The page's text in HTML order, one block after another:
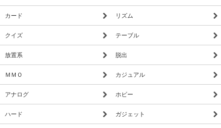
カード リズム
クイズ テーブル
放置系 脱出
ＭＭＯ カジュアル
アナログ ホビー
ハード ガジェット